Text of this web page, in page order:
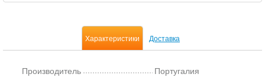
Характеристики Доставка
Производитель
Португалия